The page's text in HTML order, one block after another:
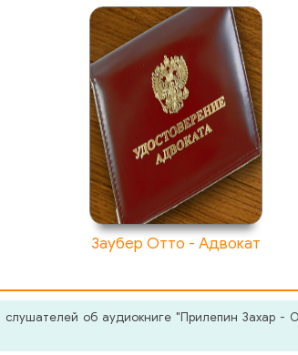
Заубер Отто - Адвокат
слушателей об аудиокниге "Прилепин Захар -